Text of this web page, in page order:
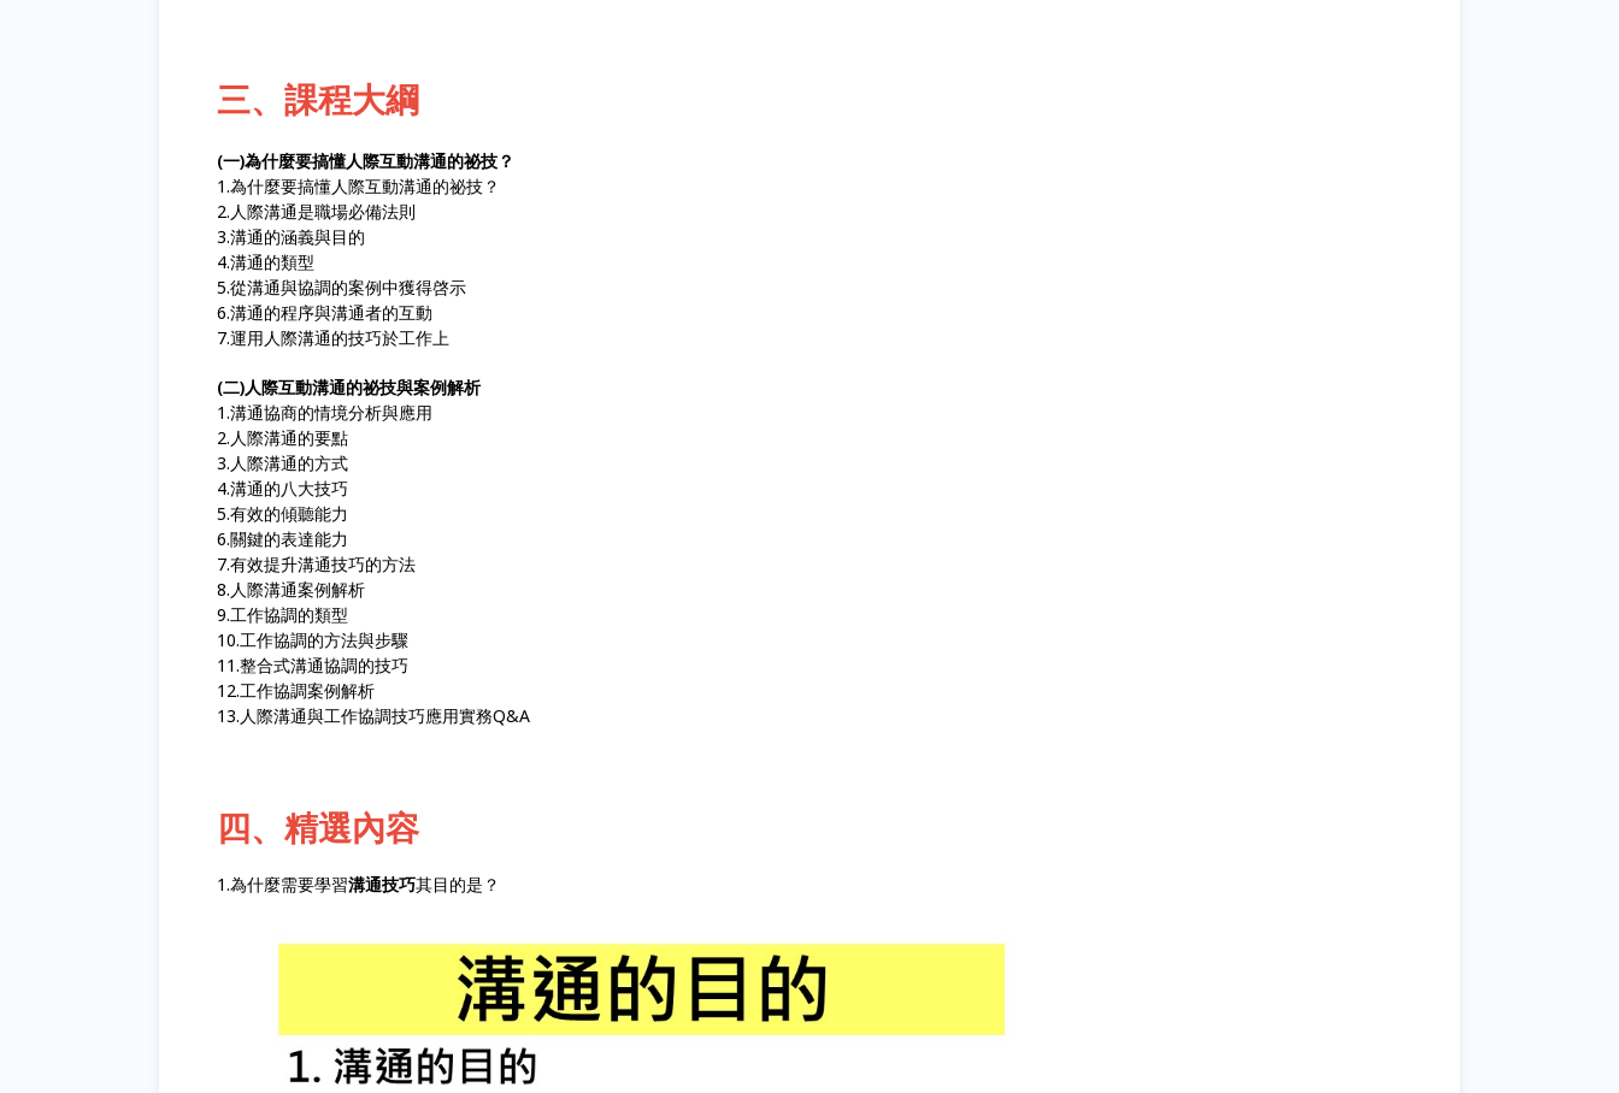
三、課程大綱
(一)為什麼要搞懂人際互動溝通的祕技？
1.為什麼要搞懂人際互動溝通的祕技？
2.人際溝通是職場必備法則
3.溝通的涵義與目的
4.溝通的類型
5.從溝通與協調的案例中獲得啓示
6.溝通的程序與溝通者的互動
7.運用人際溝通的技巧於工作上
(二)人際互動溝通的祕技與案例解析
1.溝通協商的情境分析與應用
2.人際溝通的要點
3.人際溝通的方式
4.溝通的八大技巧
5.有效的傾聽能力
6.關鍵的表達能力
7.有效提升溝通技巧的方法
8.人際溝通案例解析
9.工作協調的類型
10.工作協調的方法與步驟
11.整合式溝通協調的技巧
12.工作協調案例解析
13.人際溝通與工作協調技巧應用實務Q&A
四、精選內容
1.為什麼需要學習溝通技巧其目的是？